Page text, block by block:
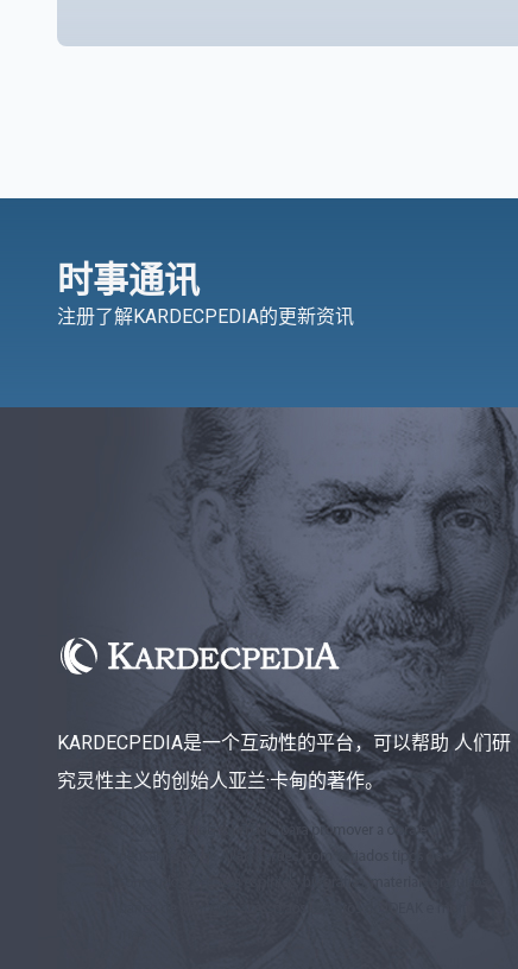
时事通讯
注册了解KARDECPEDIA的更新资讯
KARDECPEDIA是一个互动性的平台，可以帮助 人们研
究灵性主义的创始人亚兰·卡甸的著作。